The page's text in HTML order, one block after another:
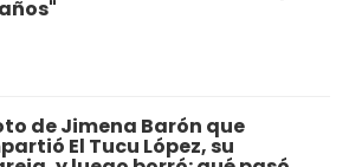
de Jimena Barón que
El Tucu López, su